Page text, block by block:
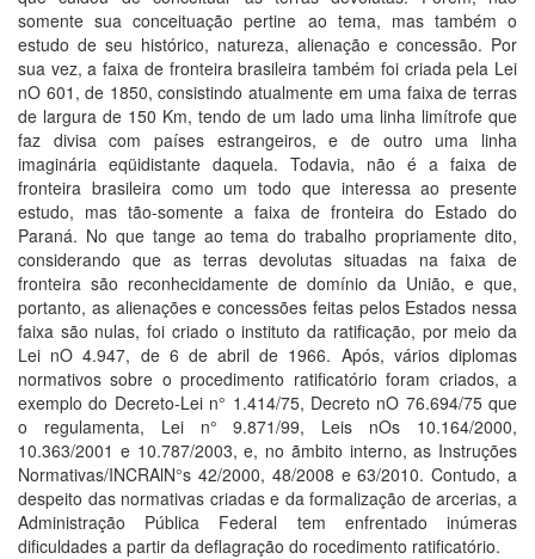
somente sua conceituação pertine ao tema, mas também o
estudo de seu histórico, natureza, alienação e concessão. Por
sua vez, a faixa de fronteira brasileira também foi criada pela Lei
nO 601, de 1850, consistindo atualmente em uma faixa de terras
de largura de 150 Km, tendo de um lado uma linha limítrofe que
faz divisa com países estrangeiros, e de outro uma linha
imaginária eqüidistante daquela. Todavia, não é a faixa de
fronteira brasileira como um todo que interessa ao presente
estudo, mas tão-somente a faixa de fronteira do Estado do
Paraná. No que tange ao tema do trabalho propriamente dito,
considerando que as terras devolutas situadas na faixa de
fronteira são reconhecidamente de domínio da União, e que,
portanto, as alienações e concessões feitas pelos Estados nessa
faixa são nulas, foi criado o instituto da ratificação, por meio da
Lei nO 4.947, de 6 de abril de 1966. Após, vários diplomas
normativos sobre o procedimento ratificatório foram criados, a
exemplo do Decreto-Lei n° 1.414/75, Decreto nO 76.694/75 que
o regulamenta, Lei n° 9.871/99, Leis nOs 10.164/2000,
10.363/2001 e 10.787/2003, e, no ãmbito interno, as Instruções
Normativas/INCRAlN°s 42/2000, 48/2008 e 63/2010. Contudo, a
despeito das normativas criadas e da formalização de arcerias, a
Administração Pública Federal tem enfrentado inúmeras
dificuldades a partir da deflagração do rocedimento ratificatório.